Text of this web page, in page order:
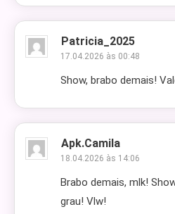
Patricia_2025
17.04.2026 às 00:48
Show, brabo demais!
Apk.camila
18.04.2026 às 14:06
Brabo demais, mlk!
grau! Vlw!